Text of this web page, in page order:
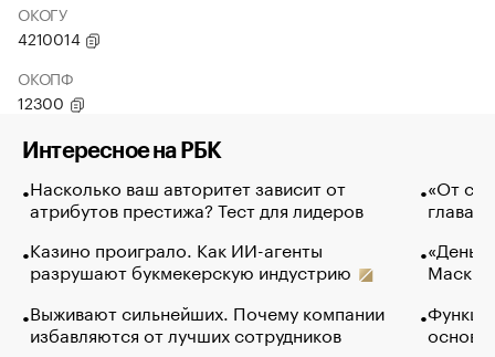
ОКОГУ
4210014
ОКОПФ
12300
Интересное на РБК
Насколько ваш авторитет зависит от
атрибутов престижа? Тест для лидеров
Казино проиграло. Как ИИ-агенты
разрушают букмекерскую индустрию
Выживают сильнейших. Почему компании
избавляются от лучших сотрудников
«От
глава
Маск в
основ